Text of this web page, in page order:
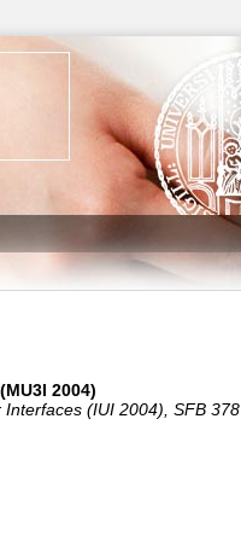
2004)
(IUI 2004), SFB 378